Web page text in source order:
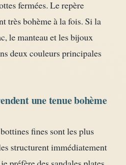
fermées. Le repère
très bohème à la fois. Si la
le manteau et les bijoux
deux couleurs principales
une tenue bohème
fines sont les plus
structurent immédiatement